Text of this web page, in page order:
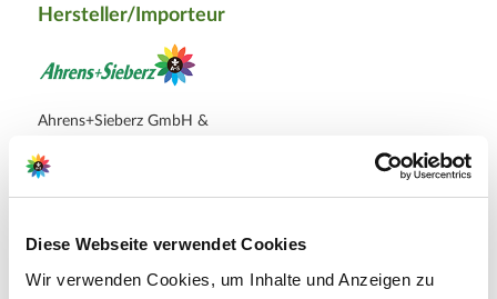
Diese Webseite verwendet Cookies
Wir verwenden Cookies, um Inhalte und Anzeigen zu
Hersteller/Importeur
Ahrens+Sieberz GmbH &
Hauptstr. 440
53721 Siegburg
E-Mail: info@as-garten.de
Webseite: https://www.as-